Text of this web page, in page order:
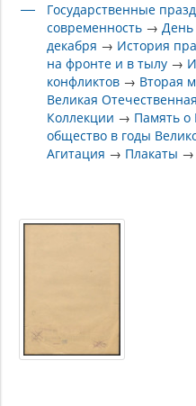
Государственные
современность →День
декабря → История
на фронте и в тылу →
конфликтов → Вторая
Великая
Коллекции → Память о
общество в годы
Агитация → Плакаты →